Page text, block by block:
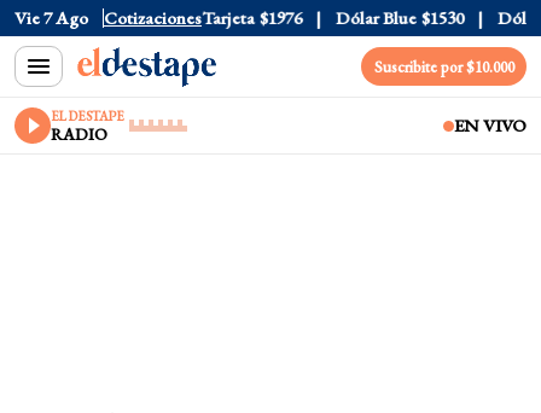
Vie 7 Ago Cotizaciones
$1520 Dólar Tarjeta $1976 Dólar Blue $1530 Dólar
Suscribite por $10.000
EL DESTAPE
RADIO EN VIVO